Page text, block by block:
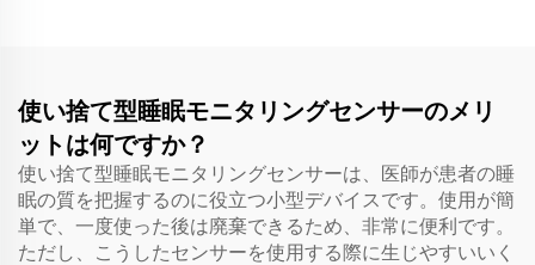
使い捨て型睡眠モニタリングセンサーのメリ
ットは何ですか？
使い捨て型睡眠モニタリングセンサーは、医師が患者の睡
眠の質を把握するのに役立つ小型デバイスです。使用が簡
単で、一度使った後は廃棄できるため、非常に便利です。
ただし、こうしたセンサーを使用する際に生じやすいいく